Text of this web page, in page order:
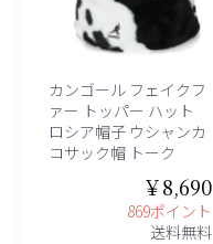
カンゴール フェイクフ
ァー トッパー ハット
ロシア帽子 ウシャンカ
コサック帽 トーク
￥8,690
869ポイント
送料無料